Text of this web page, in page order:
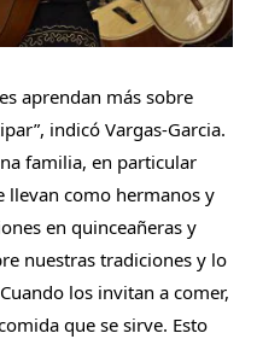
aprendan más sobre
indicó Vargas-Garcia.
familia, en particular
llevan como hermanos y
en quinceañeras y
nuestras tradiciones y lo
los invitan a comer,
que se sirve. Esto